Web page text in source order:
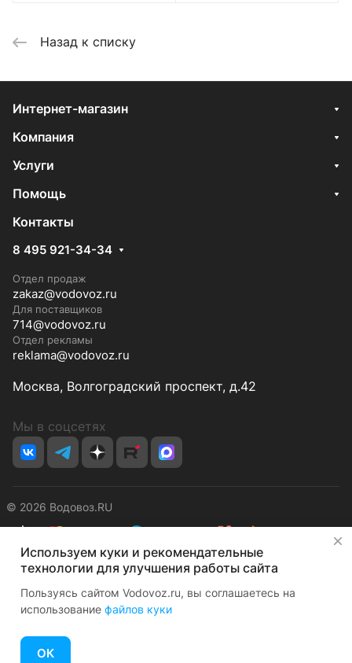
Назад к списку
Интернет-магазин
Компания
Услуги
Помощь
Контакты
8 495 921-34-34
Отдел продаж
zakaz@vodovoz.ru
Для поставщиков
714@vodovoz.ru
Отдел рекламы
reklama@vodovoz.ru
Москва, Волгоградский проспект, д.42
Мы в соцсетях
© 2026 Водовоз.RU
КонфиденциальностьОферта
Используем куки и рекомендательные
технологии для улучшения работы сайта
Пользуясь сайтом Vodovoz.ru, вы соглашаетесь на
использование файлов куки
ОК